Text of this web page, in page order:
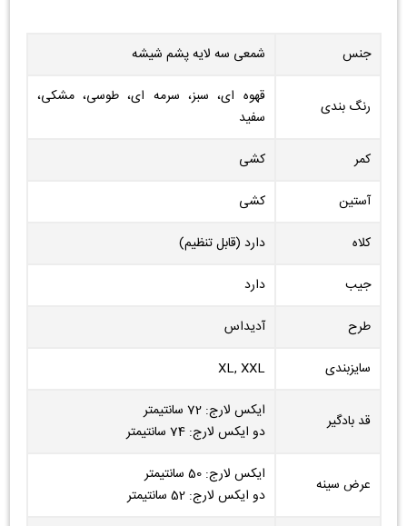
جنس شمعی سه لایه پشم شیشه
رنگ بندی
قهوه ای، سبز، سرمه ای، طوسی، مشکی،
سفید
کمر
کشی
آستین
کشی
کلاه
دارد (قابل تنظیم)
جیب
دارد
طرح
آدیداس
سایزبندی
XL, XXL
قد بادگیر
ایکس لارج: 72 سانتیمتر
دو ایکس لارج: 74 سانتیمتر
عرض سینه
ایکس لارج: 50 سانتیمتر
دو ایکس لارج: 52 سانتیمتر